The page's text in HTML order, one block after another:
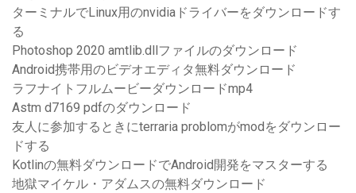
ターミナルでLinux用のnvidiaドライバーをダウンロードす
る
Photoshop 2020 amtlib.dllファイルのダウンロード
Android携帯用のビデオエディタ無料ダウンロード
ラフナイトフルムービーダウンロードmp4
Astm d7169 pdfのダウンロード
友人に参加するときにterraria problomがmodをダウンロー
ドする
Kotlinの無料ダウンロードでAndroid開発をマスターする
地獄マイケル・アダムスの無料ダウンロード